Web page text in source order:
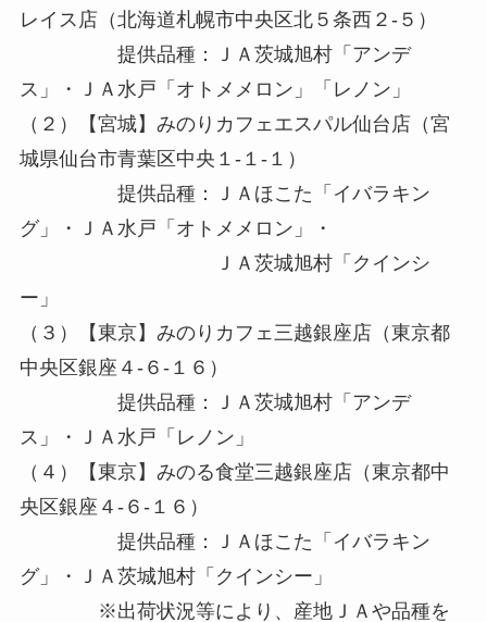
レイス店（北海道札幌市中央区北５条西２-５）
提供品種：ＪＡ茨城旭村「アンデ
ス」・ＪＡ水戸「オトメメロン」「レノン」
（２）【宮城】みのりカフェエスパル仙台店（宮
城県仙台市青葉区中央１-１-１）
提供品種：ＪＡほこた「イバラキン
グ」・ＪＡ水戸「オトメメロン」・
ＪＡ茨城旭村「クインシ
ー」
（３）【東京】みのりカフェ三越銀座店（東京都
中央区銀座４-６-１６）
提供品種：ＪＡ茨城旭村「アンデ
ス」・ＪＡ水戸「レノン」
（４）【東京】みのる食堂三越銀座店（東京都中
央区銀座４-６-１６）
提供品種：ＪＡほこた「イバラキン
グ」・ＪＡ茨城旭村「クインシー」
※出荷状況等により、産地ＪＡや品種を